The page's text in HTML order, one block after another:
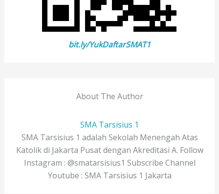
bit.ly/YukDaftarSMAT1
About The Author
SMA Tarsisius 1
SMA Tarsisius 1 adalah Sekolah Menengah Atas
Katolik di Jakarta Pusat dengan Akreditasi A. Follow
Instagram : @smatarsisius1 Subscribe Channel
Youtube : SMA Tarsisius 1 Jakarta